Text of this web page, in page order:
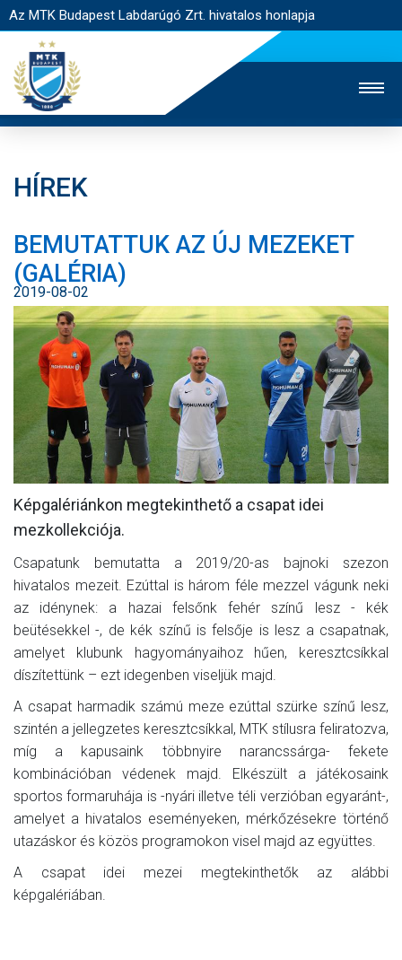
Az MTK Budapest Labdarúgó Zrt. hivatalos honlapja
JEGYÉRTÉKESÍTÉS
WEBSHOP
STADION
EGYESÜLET
NYITÓLAP
HÍREK
CSAPATOK
MÉRKŐZÉSEK
KLUB
GALÉRIA
SZURKOLÓI ÉLMÉNYEK
AKKREDITÁCIÓ
HÍREK
BEMUTATTUK AZ ÚJ MEZEKET
(GALÉRIA)
2019-08-02
Képgalériánkon megtekinthető a csapat idei
mezkollekciója.
Csapatunk bemutatta a 2019/20-as bajnoki szezon
hivatalos mezeit. Ezúttal is három féle mezzel vágunk neki
az idénynek: a hazai felsőnk fehér színű lesz - kék
beütésekkel -, de kék színű is felsője is lesz a csapatnak,
amelyet klubunk hagyományaihoz hűen, keresztcsíkkal
díszítettünk – ezt idegenben viseljük majd.
A csapat harmadik számú meze ezúttal szürke színű lesz,
szintén a jellegzetes keresztcsíkkal, MTK stílusra feliratozva,
míg a kapusaink többnyire narancssárga- fekete
kombinációban védenek majd. Elkészült a játékosaink
sportos formaruhája is -nyári illetve téli verzióban egyaránt-,
amelyet a hivatalos eseményeken, mérkőzésekre történő
utazáskor és közös programokon visel majd az együttes.
A csapat idei mezei megtekinthetők az alábbi
képgalériában.